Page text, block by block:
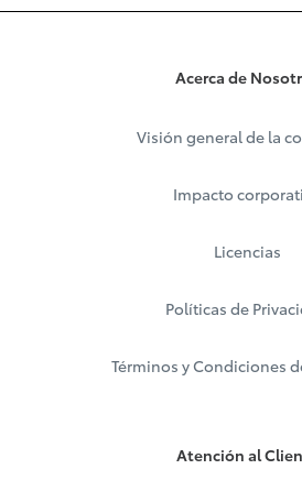
Acerca de
Visión general de la
Impacto
Licencias
Políticas de
Términos y Condiciones
Atención al